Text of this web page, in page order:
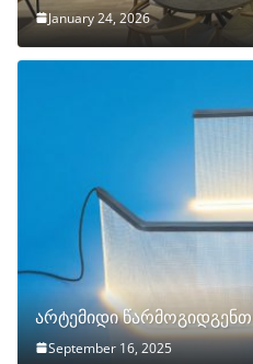
January 24, 2026
არტემიდი წარმოგიდგენთ
September 16, 2025